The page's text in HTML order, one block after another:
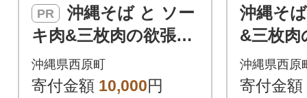
PR
キ肉&三枚肉の欲張り
6人前セット 本格的な
沖縄の味をご自宅で!
沖縄県西原町
寄付金額 10,000円
沖縄そ
&三枚肉
前セッ
縄の味
沖縄県西原
寄付金額